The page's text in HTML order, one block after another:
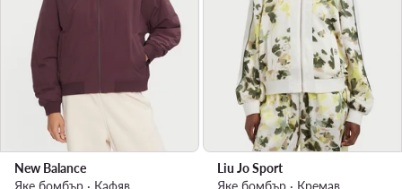
New Balance
Яке бомбър · Кафяв
Liu Jo Sport
Яке бомбър · Кремав